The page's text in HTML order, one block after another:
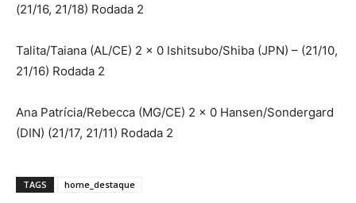
(21/16, 21/18) Rodada 2
Talita/Taiana (AL/CE) 2 x 0 Ishitsubo/Shiba (JPN) – (21/10,
21/16) Rodada 2
Ana Patrícia/Rebecca (MG/CE) 2 x 0 Hansen/Sondergard
(DIN) (21/17, 21/11) Rodada 2
TAGS home_destaque